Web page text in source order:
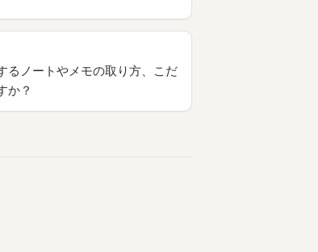
るノートやメモの取り方、こだ
か？